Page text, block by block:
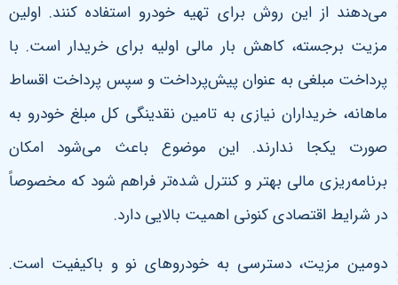
می‌دهند از این روش برای تهیه خودرو استفاده کنند. اولین
مزیت برجسته، کاهش بار مالی اولیه برای خریدار است. با
پرداخت مبلغی به عنوان پیش‌پرداخت و سپس پرداخت اقساط
ماهانه، خریداران نیازی به تامین نقدینگی کل مبلغ خودرو به
صورت یکجا ندارند. این موضوع باعث می‌شود امکان
برنامه‌ریزی مالی بهتر و کنترل شده‌تر فراهم شود که مخصوصاً
در شرایط اقتصادی کنونی اهمیت بالایی دارد.
دومین مزیت، دسترسی به خودروهای نو و باکیفیت است.